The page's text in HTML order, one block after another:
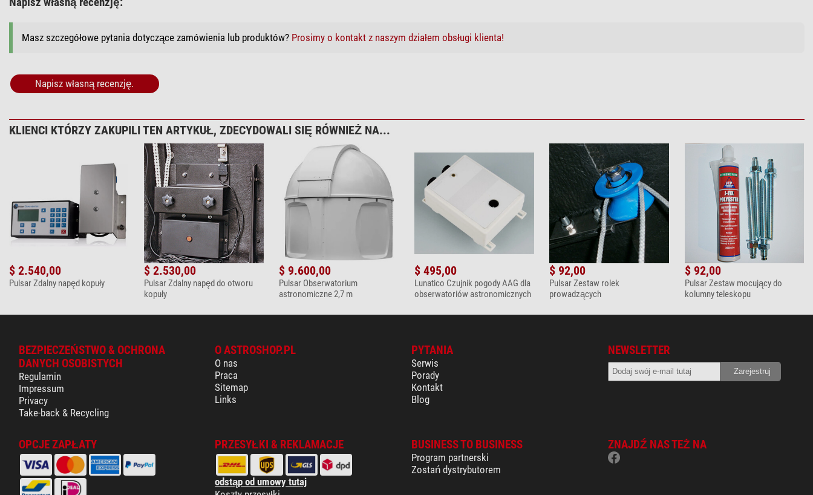
Masz szczegółowe pytania dotyczące zamówienia lub produktów? Prosimy o kontakt z naszym działem obsługi klienta!
Napisz własną recenzję.
KLIENCI KTÓRZY ZAKUPILI TEN ARTYKUŁ, ZDECYDOWALI SIĘ RÓWNIEŻ NA...
$ 2.540,00
Pulsar Zdalny napęd kopuły
$ 2.530,00
Pulsar Zdalny napęd do otworu
kopuły
$ 9.600,00
Pulsar Obserwatorium
astronomiczne 2,7 m
$ 495,00
Lunatico Czujnik pogody AAG dla
obserwatoriów astronomicznych
$ 92,00
Pulsar Zestaw rolek
prowadzących
$ 92,00
Pulsar Zestaw mocujący do
kolumny teleskopu
BEZPIECZEŃSTWO & OCHRONA
DANYCH OSOBISTYCH
Regulamin
Impressum
Privacy
Take-back & Recycling
O ASTROSHOP.PL
O nas
Praca
Sitemap
Links
PYTANIA
Serwis
Porady
Kontakt
Blog
NEWSLETTER
OPCJE ZAPŁATY PRZESYŁKI & REKLAMACJE
odstąp od umowy tutaj
BUSINESS TO BUSINESS
Program partnerski
Zostań dystrybutorem
ZNAJDŹ NAS TEŻ NA